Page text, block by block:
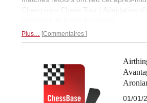
Champions Chess Tour | Adaptation
Plus… Commentaires
01/01/